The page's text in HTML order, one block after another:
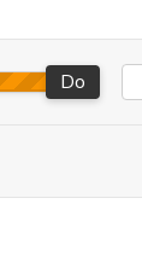
Do